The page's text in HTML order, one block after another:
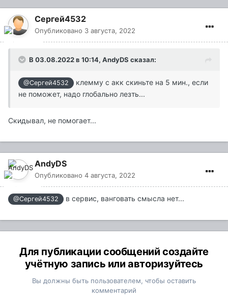
Сергей4532
Опубликовано 3 августа, 2022
В 03.08.2022 в 10:14, AndyDS сказал:
@Сергей4532
клемму с акк скиньте на 5 мин., если
не поможет, надо глобально лезть...
Скидывал, не помогает...
AndyDS
Опубликовано 4 августа, 2022
@Сергей4532 в сервис, ванговать смысла нет...
Для публикации сообщений создайте
учётную запись или авторизуйтесь
Вы должны быть пользователем, чтобы оставить
комментарий